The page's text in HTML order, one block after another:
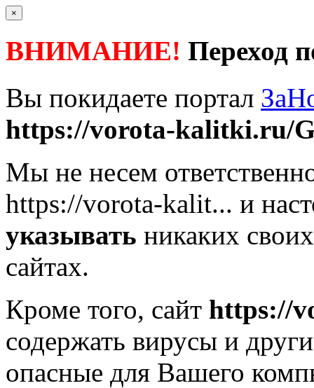
×
ВНИМАНИЕ! Переход
Вы покидаете портал
https://vorota-kalitki.ru/
Мы не несем
https://vorota-kalit... и
указывать никаких
сайтах.
Кроме того, сайт https://
содержать вирусы и
опасные для Вашего